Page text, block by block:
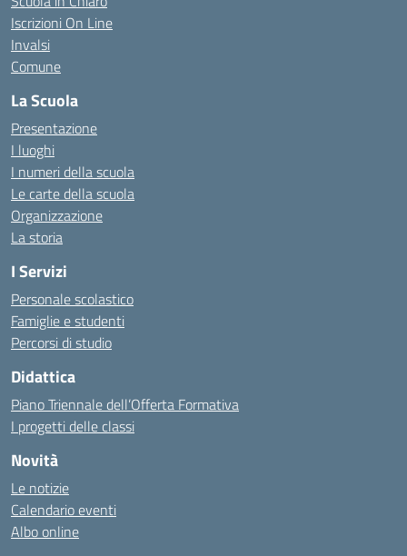
Iscrizioni On Line
Invalsi
Comune
La Scuola
Presentazione
I luoghi
I numeri della scuola
Le carte della scuola
Organizzazione
La storia
I Servizi
Personale scolastico
Famiglie e studenti
Percorsi di studio
Didattica
Piano Triennale dell’Offerta Formativa
I progetti delle classi
Novità
Le notizie
Calendario eventi
Albo online